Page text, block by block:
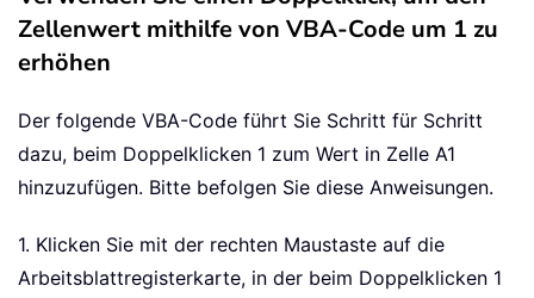
Zellenwert mithilfe von VBA-Code um 1 zu
erhöhen
Der folgende VBA-Code führt Sie Schritt für Schritt
dazu, beim Doppelklicken 1 zum Wert in Zelle A1
hinzuzufügen. Bitte befolgen Sie diese Anweisungen.
1. Klicken Sie mit der rechten Maustaste auf die
Arbeitsblattregisterkarte, in der beim Doppelklicken 1